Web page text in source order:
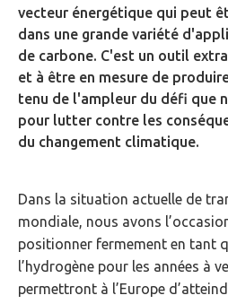
vecteur énergétique qui peut
dans une grande variété
de carbone. C'est un outil
et à être en mesure de
tenu de l'ampleur du défi que
pour lutter contre les
du changement climatique.
Dans la situation actuelle de
mondiale, nous avons
positionner fermement en tant
l’hydrogène pour les années à
permettront à l’Europe